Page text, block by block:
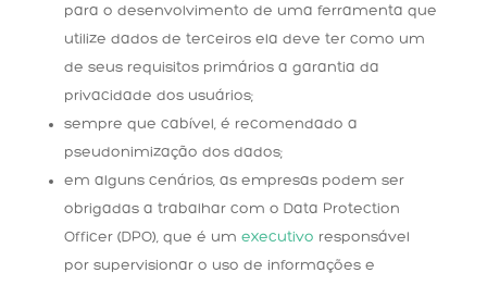
para o desenvolvimento de uma ferramenta que
utilize dados de terceiros ela deve ter como um
de seus requisitos primários a garantia da
privacidade dos usuários;
sempre que cabível, é recomendado a
pseudonimização dos dados;
em alguns cenários, as empresas podem ser
obrigadas a trabalhar com o Data Protection
Officer (DPO), que é um executivo responsável
por supervisionar o uso de informações e